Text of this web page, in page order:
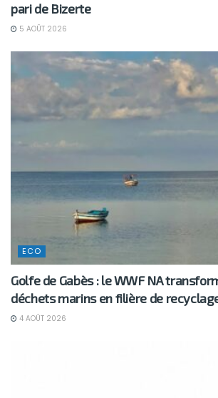
pari de Bizerte
5 AOÛT 2026
ECO
Golfe de Gabès : le WWF NA
déchets marins en filière de
4 AOÛT 2026